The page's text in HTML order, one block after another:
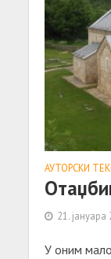
АУТОРСКИ
21. јануара
У оним